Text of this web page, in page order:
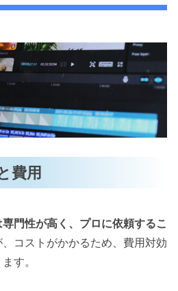
費用
門性が高く、プロに依頼するこ
、コストがかかるため、費用対効
す。